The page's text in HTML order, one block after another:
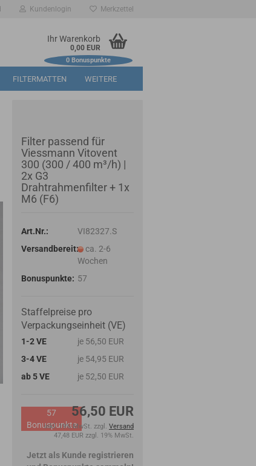
Kundenlogin Merkzettel
Ihr Warenkorb
0,00 EUR
0Bonuspunkte
FILTERMATTEN WEITERE
Filter passend für
Viessmann Vitovent
300 (300 / 400 m³/h) |
2x G3
Drahtrahmenfilter + 1x
M6 (F6)
Art.Nr.:
VI82327.S
Versandbereit:
ca. 2-6
Wochen
Bonuspunkte: 57
Staffelpreise pro
Verpackungseinheit (VE)
1-2 VE
je 56,50 EUR
3-4 VE
je 54,95 EUR
ab 5 VE
je 52,50 EUR
56,50 EUR
inkl. 19% MwSt. zzgl. Versand
47,48 EUR zzgl. 19% MwSt.
57
Bonuspunkte
Jetzt als Kunde registrieren